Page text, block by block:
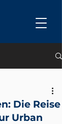
Die Reise
Urban